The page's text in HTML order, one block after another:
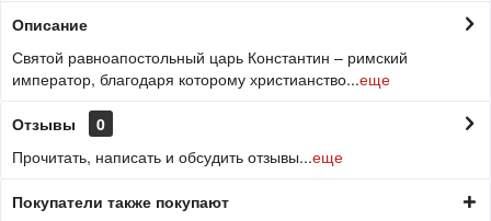
Описание
Святой равноапостольный царь Константин – римский
император, благодаря которому христианство...еще
Отзывы
0
Прочитать, написать и обсудить отзывы...еще
Покупатели также покупают